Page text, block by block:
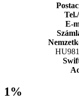
E-
1%